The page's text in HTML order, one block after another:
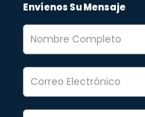
Envíenos Su Mensaje